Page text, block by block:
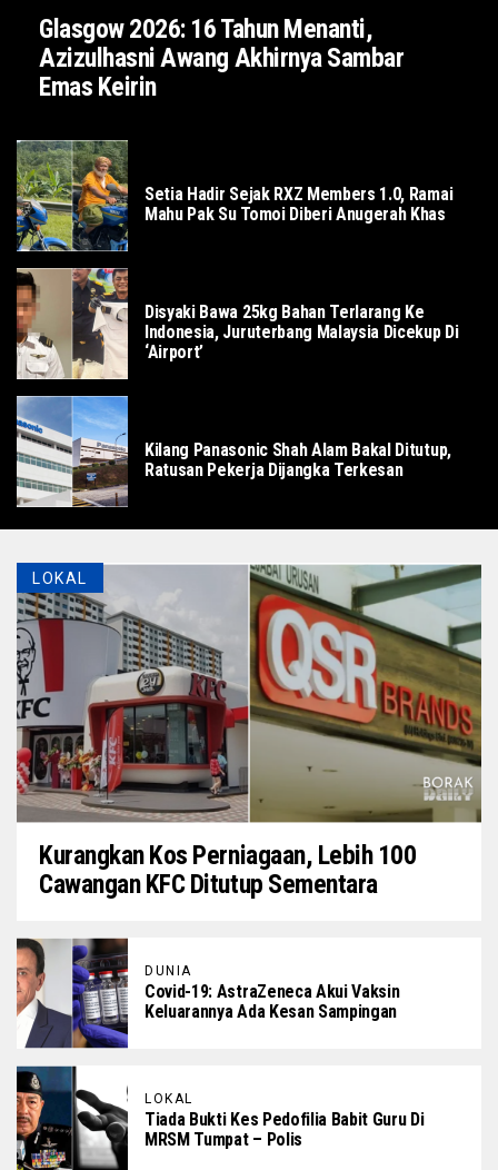
Glasgow 2026: 16 Tahun Menanti,
Azizulhasni Awang Akhirnya Sambar
Emas Keirin
Setia Hadir Sejak RXZ Members 1.0, Ramai
Mahu Pak Su Tomoi Diberi Anugerah Khas
Disyaki Bawa 25kg Bahan Terlarang Ke
Indonesia, Juruterbang Malaysia Dicekup Di
‘Airport’
Kilang Panasonic Shah Alam Bakal Ditutup,
Ratusan Pekerja Dijangka Terkesan
LOKAL
Kurangkan Kos Perniagaan, Lebih 100
Cawangan KFC Ditutup Sementara
DUNIA
Covid-19: AstraZeneca Akui Vaksin
Keluarannya Ada Kesan Sampingan
LOKAL
Tiada Bukti Kes Pedofilia Babit Guru Di
MRSM Tumpat – Polis